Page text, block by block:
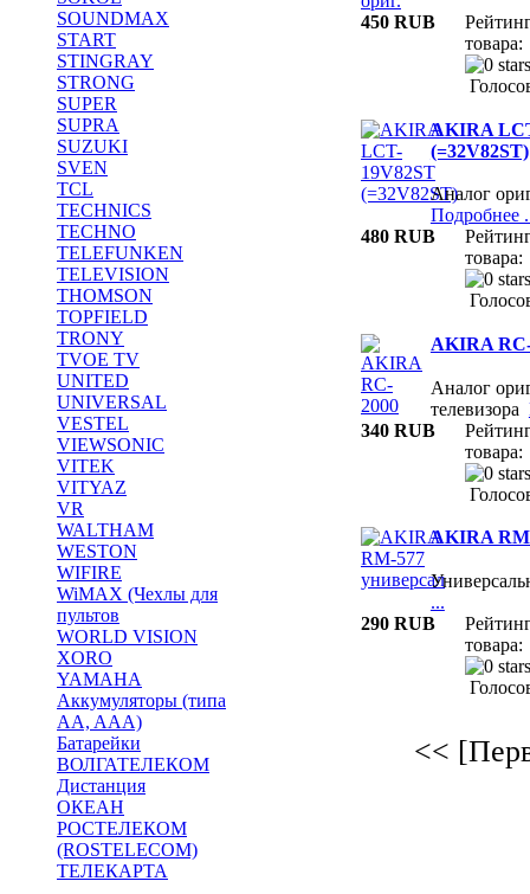
SOUNDMAX
START
STINGRAY
STRONG
SUPER
SUPRA
SUZUKI
SVEN
TCL
TECHNICS
TECHNO
TELEFUNKEN
TELEVISION
THOMSON
TOPFIELD
TRONY
TVOE TV
UNITED
UNIVERSAL
VESTEL
VIEWSONIC
VITEK
VITYAZ
VR
WALTHAM
WESTON
WIFIRE
WiMAX (Чехлы для
пультов
WORLD VISION
XORO
YAMAHA
Аккумуляторы (типа
AA, AAA)
Батарейки
ВОЛГАТЕЛЕКОМ
Дистанция
ОКЕАН
РОСТЕЛЕКОМ
(ROSTELECOM)
ТЕЛЕКАРТА
450 RUB
товара:
AKIRA
(=32V82ST)
Аналог
Подробнее
480 RUB
товара:
AKIRA
Аналог
телевизора
340 RUB
товара:
AKIRA
...
290 RUB
товара:
<<